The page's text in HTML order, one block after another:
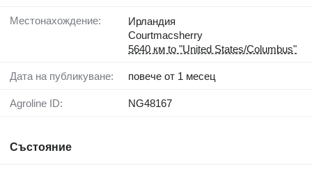
Местонахождение:
Ирландия
Courtmacsherry
5640 км to "United States/Columbus"
Дата на публикуване: повече от 1 месец
Agroline ID: NG48167
Състояние